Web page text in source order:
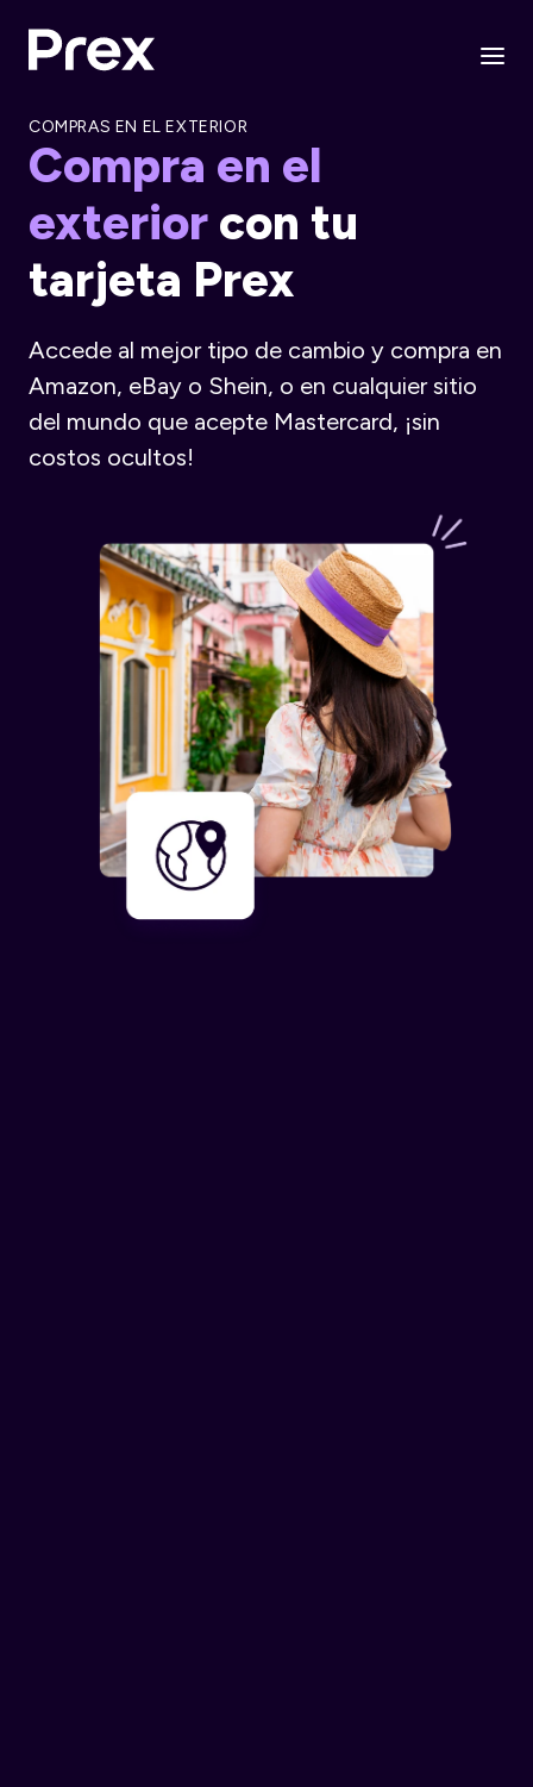
COMPRAS EN EL EXTERIOR
Compra en el
exterior con tu
tarjeta Prex
Accede al mejor tipo de cambio y compra en
Amazon, eBay o Shein, o en cualquier sitio
del mundo que acepte Mastercard, ¡sin
costos ocultos!